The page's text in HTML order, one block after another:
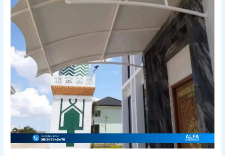
membrane
medan
jasa
pemasangan
canopy
kain
canopy
membran